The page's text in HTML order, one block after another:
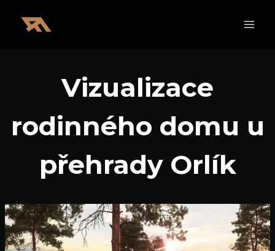
Vizualizace
rodinného domu u
přehrady Orlík